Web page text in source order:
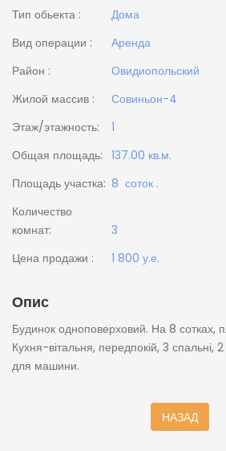
Тип обьекта :
Дома
Вид операции :
Аренда
Район :
Овидиопольский
Жилой массив :
Совиньон-4
Этаж/этажность:
1
Общая площадь: 137.00 кв.м.
Площадь участка: 8 соток .
Количество
комнат:
3
Цена продажи :
1 800 у.е.
Опис
Будинок одноповерховий. На 8 сотках,
Кухня-вітальня, передпокій, 3 спальні,
для машини.
НАЗАД